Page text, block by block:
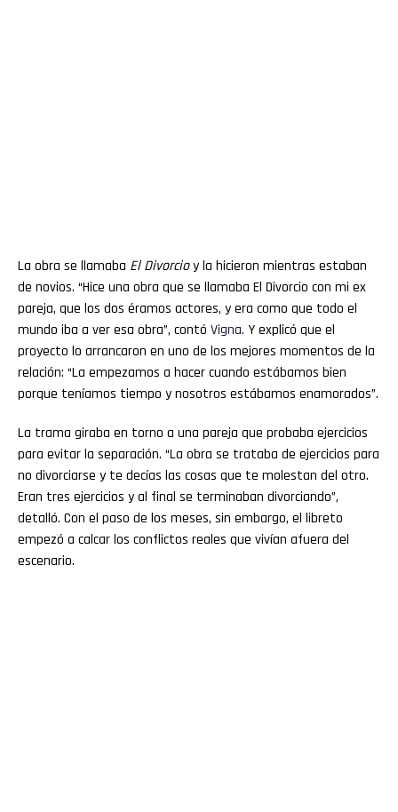
La obra se llamaba El Divorcioy la hicieron mientras estaban
de novios. “Hice una obra que se llamaba El Divorcio con mi ex
pareja, que los dos éramos actores, y era como que todo el
mundo iba a ver esa obra”, contó Vigna. Y explicó que el
proyecto lo arrancaron en uno de los mejores momentos de la
relación: “La empezamos a hacer cuando estábamos bien
porque teníamos tiempo y nosotros estábamos enamorados”.
La trama giraba en torno a una pareja que probaba ejercicios
para evitar la separación. “La obra se trataba de ejercicios para
no divorciarse y te decías las cosas que te molestan del otro.
Eran tres ejercicios y al final se terminaban divorciando”,
detalló. Con el paso de los meses, sin embargo, el libreto
empezó a calcar los conflictos reales que vivían afuera del
escenario.